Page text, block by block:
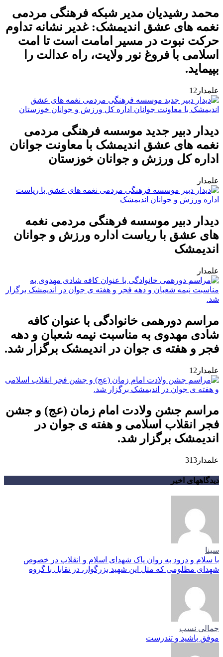
محمد رشیدیان مدیر شبکه فرهنگی مردمی
نغمه های عشق اندیمشک: غدیر نشانه تداوم
حرکت نبوت در مسیر امامت است تا امت
اسلامی با فروغ نور ولایت، راه عدالت را
بپیماید.
علمدار12
دیدار دبیر جدید موسسه فرهنگی مردمی
نغمه های عشق اندیمشک با معاونت جوانان
اداره کل ورزش و جوانان خوزستان
علمدار
دیدار دبیر موسسه فرهنگی مردمی نغمه
های عشق با ریاست اداره ورزش و جوانان
اندیمشک
علمدار
مراسم دورهمی خانوادگی با عنوان کافه
شادی مهدوی به مناسبت نیمه شعبان و دهه
فجر و هفته ی جوان در اندیمشک برگزار شد.
علمدار12
مراسم جشن ولادت امام زمان (عج) و جشن
فجر انقلاب اسلامی و هفته ی جوان در
اندیمشک برگزار شد.
علمدار313
دیدگاههای اخیر
سینا
با سلام و درود به روان پاک شهدای اسلام و انقلاب در خصوص
شهدای مظلومی که مثل این شهید بزرگوار، در تقابل با گروه
جمالی نسب
موفق باشید و تندرست